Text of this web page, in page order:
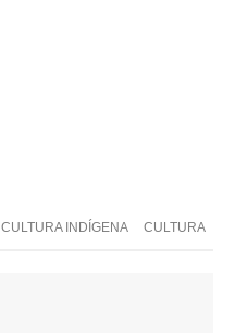
CULTURA INDÍGENA CULTURA